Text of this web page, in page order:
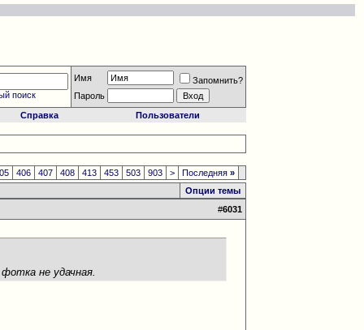
поиск
Имя
Запомнить?
Пароль
Справка Пользователи
406 407 408 413 453 503 903 > Последняя»
Опции темы
#6031
не удачная.